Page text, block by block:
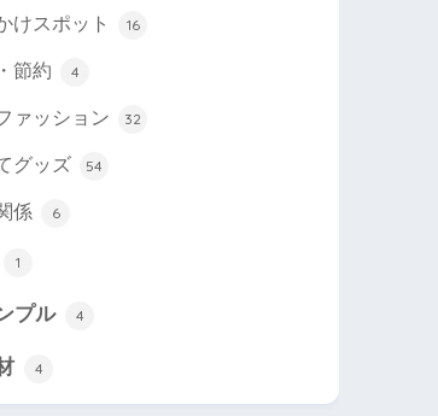
けスポット 16
節約 4
ァッション 32
グッズ 54
係 6
1
プル 4
4